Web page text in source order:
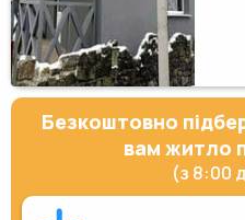
Безкоштовно
вам житло
(з 8:00